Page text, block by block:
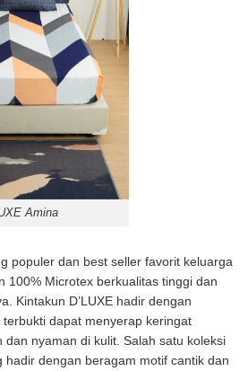
Amina
populer dan best seller favorit keluarga
100% Microtex berkualitas tinggi dan
Kintakun D’LUXE hadir dengan
terbukti dapat menyerap keringat
nyaman di kulit. Salah satu koleksi
hadir dengan beragam motif cantik dan